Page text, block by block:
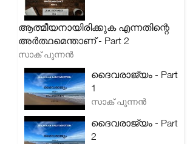
ആത്മീയനായിരിക്കുക എന്നതിന്റെ
അർത്ഥമെന്താണ് - Part 2
സാക് പുന്നൻ
ദൈവരാജ്യം - Part
1
സാക് പുന്നൻ
ദൈവരാജ്യം - Part
2